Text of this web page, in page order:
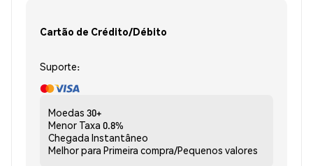
Cartão de Crédito/Débito
Suporte:
Moedas 30+
Menor Taxa 0.8%
Chegada Instantâneo
Melhor para Primeira compra/Pequenos valores